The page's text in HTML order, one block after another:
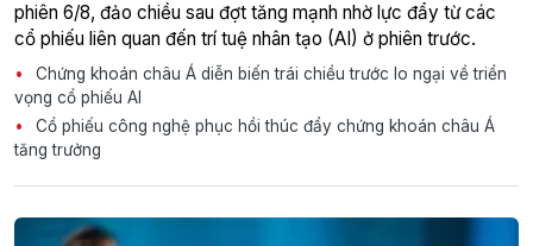
phiên 6/8, đảo chiều sau đợt tăng mạnh nhờ lực đẩy từ các
cổ phiếu liên quan đến trí tuệ nhân tạo (AI) ở phiên trước.
Chứng khoán châu Á diễn biến trái chiều trước lo ngại về triển
vọng cổ phiếu AI
Cổ phiếu công nghệ phục hồi thúc đẩy chứng khoán châu Á
tăng trưởng